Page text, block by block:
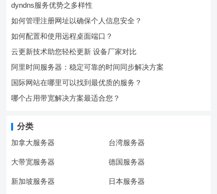
dyndns服务优势之多样性
如何管理注册网址以确保个人信息安全？
如何配置和使用远程桌面端口？
云更新技术助您轻松更新 设备厂家对比
阿里时间服务器：稳定可靠的时间同步解决方案
国际网站在哪里可以找到最优质的服务？
哪个占用带宽解决方案最适合您？
分类
加拿大服务器 台湾服务器
大带宽服务器 德国服务器
新加坡服务器 日本服务器